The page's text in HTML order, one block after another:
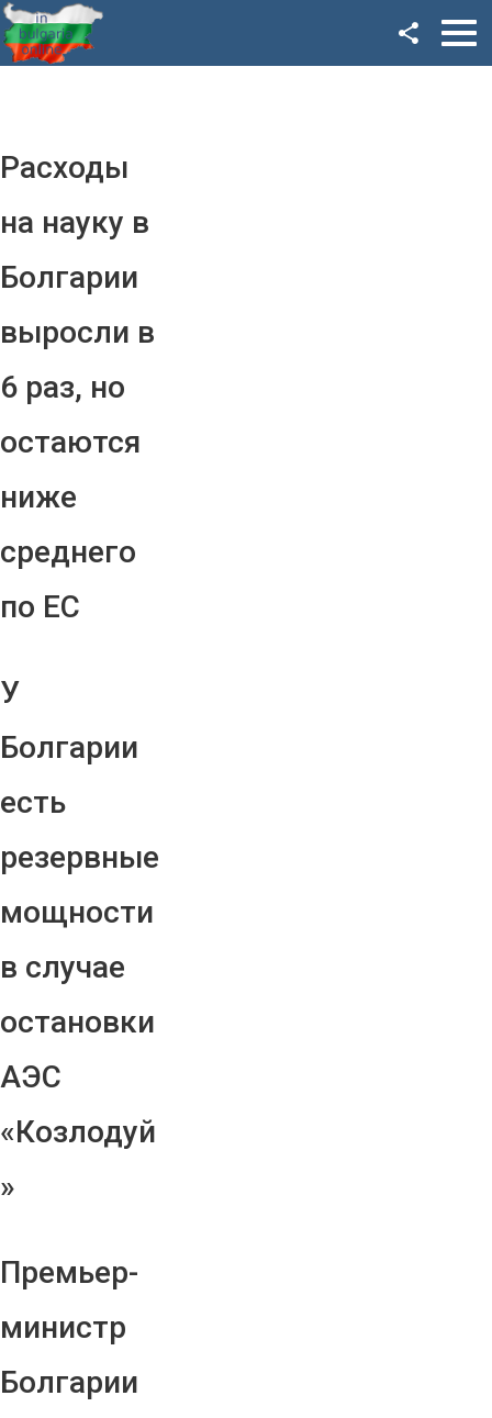
Расходы
на науку в
Болгарии
выросли в
6 раз, но
остаются
ниже
среднего
по ЕС
У
Болгарии
есть
резервные
мощности
в случае
остановки
АЭС
«Козлодуй
»
Премьер-
министр
Болгарии